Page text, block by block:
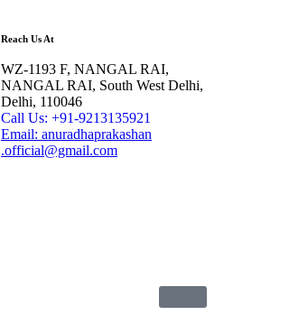
Reach Us At
WZ-1193 F, NANGAL RAI,
NANGAL RAI, South West Delhi,
Delhi, 110046
Call Us: +91-9213135921
Email: anuradhaprakashan
.official@gmail.com